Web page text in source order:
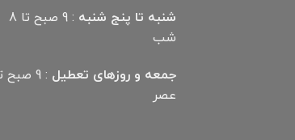
شنبه تا پنج شنبه
: 9 صبح تا 8
شب
جمعه و روزهای تعطیل
عصر